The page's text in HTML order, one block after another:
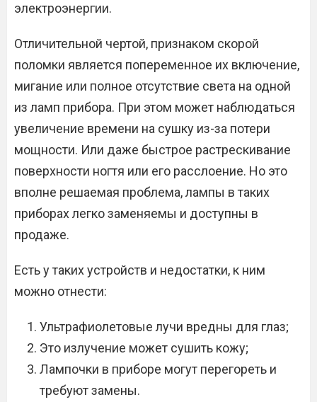
электроэнергии.
Отличительной чертой, признаком скорой
поломки является попеременное их включение,
мигание или полное отсутствие света на одной
из ламп прибора. При этом может наблюдаться
увеличение времени на сушку из-за потери
мощности. Или даже быстрое растрескивание
поверхности ногтя или его расслоение. Но это
вполне решаемая проблема, лампы в таких
приборах легко заменяемы и доступны в
продаже.
Есть у таких устройств и недостатки, к ним
можно отнести:
Ультрафиолетовые лучи вредны для глаз;
Это излучение может сушить кожу;
Лампочки в приборе могут перегореть и
требуют замены.